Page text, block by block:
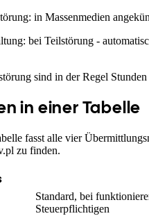
in Massenmedien
bei Teilstörung -
sind in der Regel
in einer Tabelle
fasst alle vier
zu finden.
Standard, bei
Steuerpflichtigen